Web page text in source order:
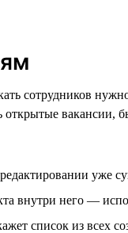
сотрудников
уже
внутри него —
список из всех